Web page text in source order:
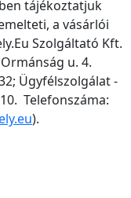
tájékoztatjuk
a vásárlói
Szolgáltató Kft.
u. 4.
Ügyfélszolgálat -
Telefonszáma:
).